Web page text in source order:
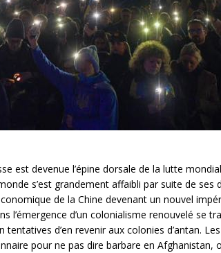
est devenue l’épine dorsale de la lutte
s’est grandement affaibli par suite de ses
de la Chine devenant un nouvel
l’émergence d’un colonialisme renouvelé se
d’en revenir aux colonies d’antan.
pour ne pas dire barbare en Afghanistan,